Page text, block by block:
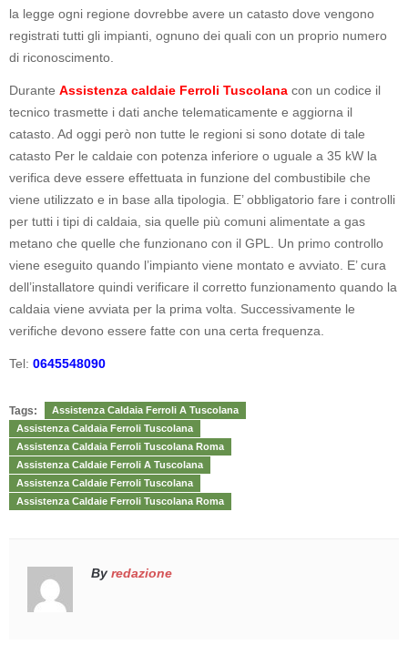
la legge ogni regione dovrebbe avere un catasto dove vengono
registrati tutti gli impianti, ognuno dei quali con un proprio numero
di riconoscimento.
Durante Assistenza caldaie Ferroli Tuscolana con un codice il
tecnico trasmette i dati anche telematicamente e aggiorna il
catasto. Ad oggi però non tutte le regioni si sono dotate di tale
catasto Per le caldaie con potenza inferiore o uguale a 35 kW la
verifica deve essere effettuata in funzione del combustibile che
viene utilizzato e in base alla tipologia. E’ obbligatorio fare i controlli
per tutti i tipi di caldaia, sia quelle più comuni alimentate a gas
metano che quelle che funzionano con il GPL. Un primo controllo
viene eseguito quando l’impianto viene montato e avviato. E’ cura
dell’installatore quindi verificare il corretto funzionamento quando la
caldaia viene avviata per la prima volta. Successivamente le
verifiche devono essere fatte con una certa frequenza.
Tel: 0645548090
Tags:
Assistenza Caldaia Ferroli A Tuscolana
Assistenza Caldaia Ferroli Tuscolana
Assistenza Caldaia Ferroli Tuscolana Roma
Assistenza Caldaie Ferroli A Tuscolana
Assistenza Caldaie Ferroli Tuscolana
Assistenza Caldaie Ferroli Tuscolana Roma
By redazione